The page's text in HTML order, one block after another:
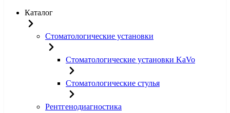
Каталог
Стоматологические установки
Стоматологические установки KaVo
Стоматологические стулья
Рентгенодиагностика